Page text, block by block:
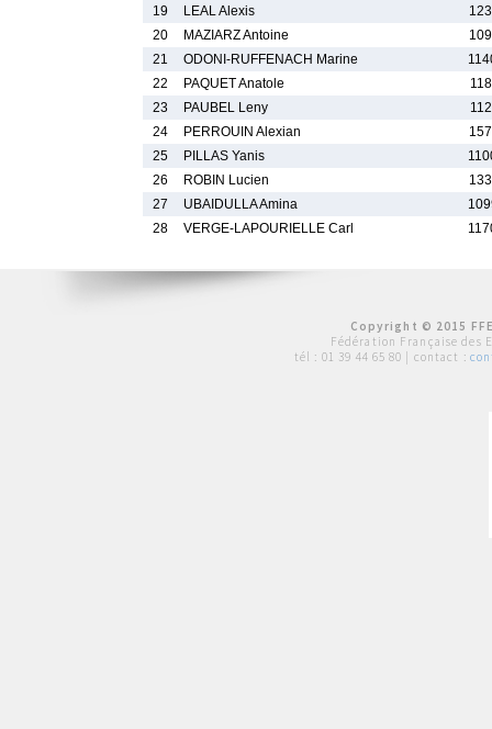
19
LEAL Alexis
20
MAZIARZ Antoine
21
ODONI-RUFFENACH Marine
22
PAQUET Anatole
23
PAUBEL Leny
24
PERROUIN Alexian
25
PILLAS Yanis
26
ROBIN Lucien
27
UBAIDULLA Amina
28
VERGE-LAPOURIELLE Carl
Copyright © 2015
Fédération Française des
tél : 01 39 44 65 80 | contact :